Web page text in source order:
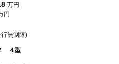
にて好評展示中、遠方にお住まいでご
万円
円
無制限)
４型